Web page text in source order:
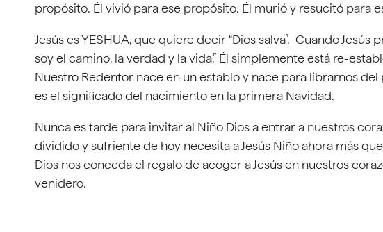
propósito. Él vivió para ese propósito. Él murió y resucitó para
Jesús es YESHUA, que quiere decir “Dios salva”. Cuando
soy el camino, la verdad y la vida,” Él simplemente está re-
Nuestro Redentor nace en un establo y nace para librarnos
es el significado del nacimiento en la primera Navidad.
Nunca es tarde para invitar al Niño Dios a entrar a nuestros
dividido y sufriente de hoy necesita a Jesús Niño ahora más
Dios nos conceda el regalo de acoger a Jesús en nuestros
venidero.